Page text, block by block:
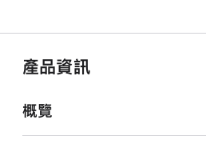
開
產品資訊
概覽